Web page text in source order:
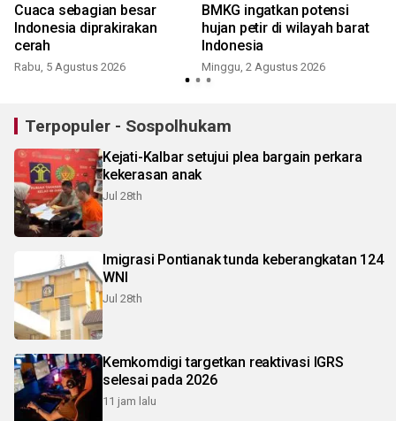
Cuaca sebagian besar
Indonesia diprakirakan
cerah
Rabu, 5 Agustus 2026
BMKG ingatkan potensi
hujan petir di wilayah barat
Indonesia
Minggu, 2 Agustus 2026
Terpopuler - Sospolhukam
Kejati-Kalbar setujui plea bargain perkara
kekerasan anak
Jul 28th
Imigrasi Pontianak tunda keberangkatan 124
WNI
Jul 28th
Kemkomdigi targetkan reaktivasi IGRS
selesai pada 2026
11 jam lalu